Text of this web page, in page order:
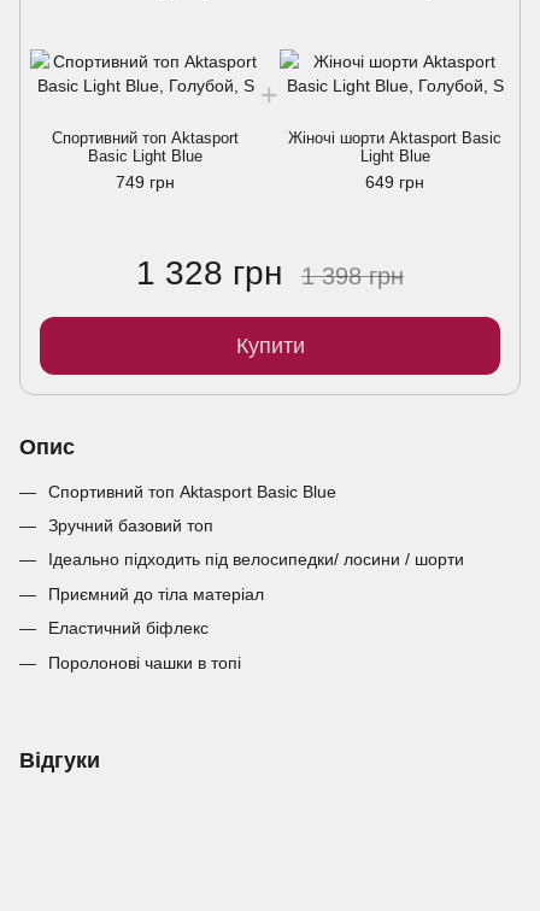
Спортивний топ Aktasport
Basic Light Blue
749 грн
Жіночі шорти Aktasport Basic
Light Blue
649 грн
1 328 грн 1 398 грн
Купити
Опис
Спортивний топ Aktasport Basic Blue
Зручний базовий топ
Ідеально підходить під велосипедки/ лосини / шорти
Приємний до тіла матеріал
Еластичний біфлекс
Поролонові чашки в топі
Відгуки